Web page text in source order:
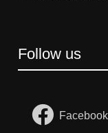
Follow us
Facebook